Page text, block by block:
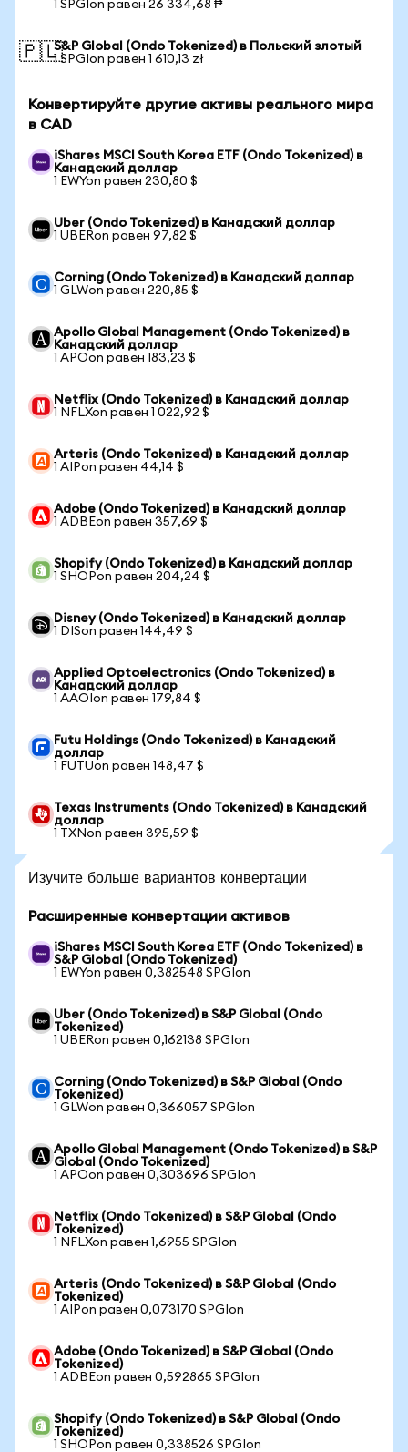
1 SPGIon равен 26 334,68 ₱
🇵🇱S&P Global (Ondo Tokenized) в Польский злотый
1 SPGIon равен 1 610,13 zł
Конвертируйте другие активы реального мира
в CAD
iShares MSCI South Korea ETF (Ondo Tokenized) в
Канадский доллар
1 EWYon равен 230,80 $
Uber (Ondo Tokenized) в Канадский доллар
1 UBERon равен 97,82 $
Corning (Ondo Tokenized) в Канадский доллар
1 GLWon равен 220,85 $
Apollo Global Management (Ondo Tokenized) в
Канадский доллар
1 APOon равен 183,23 $
Netflix (Ondo Tokenized) в Канадский доллар
1 NFLXon равен 1 022,92 $
Arteris (Ondo Tokenized) в Канадский доллар
1 AIPon равен 44,14 $
Adobe (Ondo Tokenized) в Канадский доллар
1 ADBEon равен 357,69 $
Shopify (Ondo Tokenized) в Канадский доллар
1 SHOPon равен 204,24 $
Disney (Ondo Tokenized) в Канадский доллар
1 DISon равен 144,49 $
Applied Optoelectronics (Ondo Tokenized) в
Канадский доллар
1 AAOIon равен 179,84 $
Futu Holdings (Ondo Tokenized) в Канадский
доллар
1 FUTUon равен 148,47 $
Texas Instruments (Ondo Tokenized) в Канадский
доллар
1 TXNon равен 395,59 $
Изучите больше вариантов конвертации
Расширенные конвертации активов
iShares MSCI South Korea ETF (Ondo Tokenized) в
S&P Global (Ondo Tokenized)
1 EWYon равен 0,382548 SPGIon
Uber (Ondo Tokenized) в S&P Global (Ondo
Tokenized)
1 UBERon равен 0,162138 SPGIon
Corning (Ondo Tokenized) в S&P Global (Ondo
Tokenized)
1 GLWon равен 0,366057 SPGIon
Apollo Global Management (Ondo Tokenized) в S&P
Global (Ondo Tokenized)
1 APOon равен 0,303696 SPGIon
Netflix (Ondo Tokenized) в S&P Global (Ondo
Tokenized)
1 NFLXon равен 1,6955 SPGIon
Arteris (Ondo Tokenized) в S&P Global (Ondo
Tokenized)
1 AIPon равен 0,073170 SPGIon
Adobe (Ondo Tokenized) в S&P Global (Ondo
Tokenized)
1 ADBEon равен 0,592865 SPGIon
Shopify (Ondo Tokenized) в S&P Global (Ondo
Tokenized)
1 SHOPon равен 0,338526 SPGIon